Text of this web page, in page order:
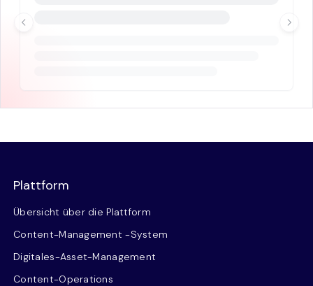
Plattform
Übersicht über die Plattform
Content-Management -System
Digitales-Asset-Management
Content-Operations